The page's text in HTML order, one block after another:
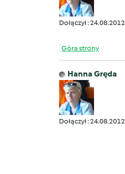
Dołączył : 24.08.2012
Góra strony
Hanna Gręda
Dołączył : 24.08.2012